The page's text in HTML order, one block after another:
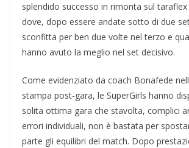
splendido successo in rimonta sul
dove, dopo essere andate sotto di due
sconfitta per ben due volte nel terzo e
hanno avuto la meglio nel set decisivo.
Come evidenziato da coach Bonafede
stampa post-gara, le SuperGirls hanno
solita ottima gara che stavolta, complici
errori individuali, non è bastata per
parte gli equilibri del match. Dopo